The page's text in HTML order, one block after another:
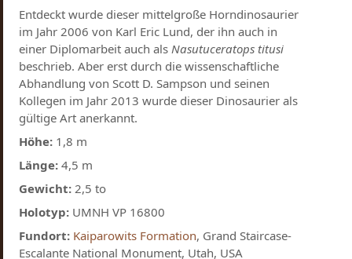
Entdeckt wurde dieser mittelgroße Horndinosaurier
im Jahr 2006 von Karl Eric Lund, der ihn auch in
einer Diplomarbeit auch alsNasutuceratops titusi
beschrieb. Aber erst durch die wissenschaftliche
Abhandlung von Scott D. Sampson und seinen
Kollegen im Jahr 2013 wurde dieser Dinosaurier als
gültige Art anerkannt.
Höhe: 1,8 m
Länge: 4,5 m
Gewicht: 2,5 to
Holotyp: UMNH VP 16800
Fundort: Kaiparowits Formation, Grand Staircase-
Escalante National Monument, Utah, USA